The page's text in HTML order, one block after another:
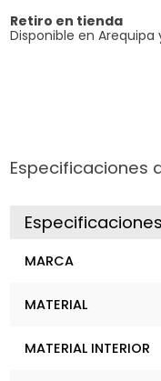
Retiro en tienda
Disponible en Arequipa
Especificaciones
Especificaciones
MARCA
MATERIAL
MATERIAL INTERIOR